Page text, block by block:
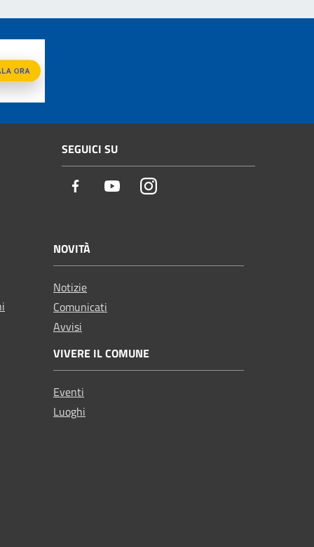
SEGUICI SU
Facebook YoutubeInstagram
NOVITÀ
Notizie
Comunicati
Avvisi
VIVERE IL COMUNE
Eventi
Luoghi